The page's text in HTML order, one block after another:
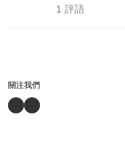
1 評語
關注我們